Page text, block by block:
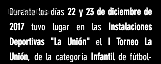
Unión Body Center
Durante los días 22 y 23 de diciembre de
2017 tuvo lugar en las Instalaciones
Deportivas "La Unión" el I Torneo La
Unión, de la categoría Infantil de fútbol-